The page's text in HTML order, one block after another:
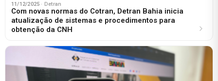
11/12/2025 · Detran
Com novas normas do Cotran, Detran Bahia inicia
atualização de sistemas e procedimentos para
obtenção da CNH